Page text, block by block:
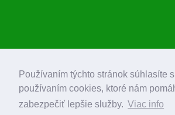
Používaním týchto stránok súhlasíte s
používaním cookies, ktoré nám
zabezpečiť lepšie služby. Viac info